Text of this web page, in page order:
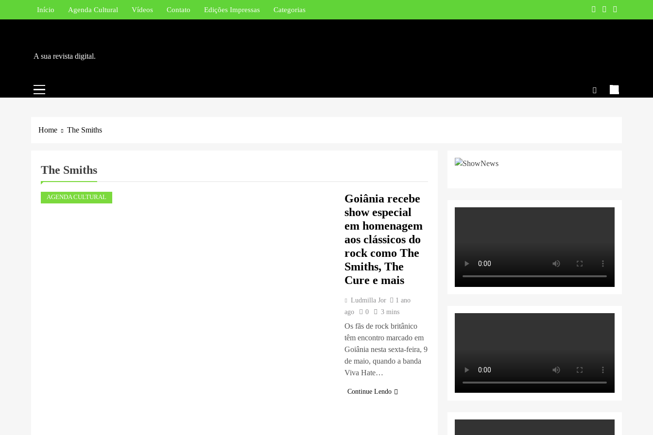
Início Agenda Cultural Vídeos Contato Edições Impressas Categorias
A sua revista digital.
Home The Smiths
The Smiths
AGENDA CULTURAL
Goiânia recebe
show especial
em homenagem
aos clássicos do
rock como The
Smiths, The
Cure e mais
Ludmilla Jor
1 ano
ago
0 3 mins
Os fãs de rock britânico
têm encontro marcado em
Goiânia nesta sexta-feira, 9
de maio, quando a banda
Viva Hate…
Continue Lendo